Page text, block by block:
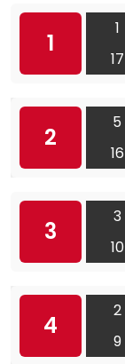
1
1
17
2
5
16
3
3
10
4
2
9